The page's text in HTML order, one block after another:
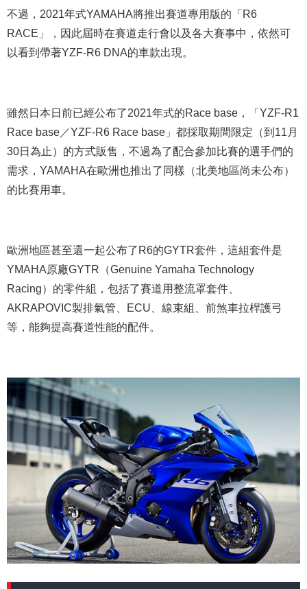
不過，2021年式YAMAHA將推出賽道專用版的「R6
RACE」，因此屆時在賽道走行會以及各大賽事中，依然可
以看到帶著YZF-R6 DNA的車款出現。
雖然日本日前已經公布了2021年式的Race base，「YZF-R1
Race base／YZF-R6 Race base」都採取期間限定（到11月
30日為止）的方式販售，不過為了配合參加比賽的選手們的
需求，YAMAHA在歐洲也推出了同樣（北美地區尚未公布）
的比賽用車。
歐洲地區甚至還一起公布了R6的GYTR套件，這組套件是
YMAHA原廠GYTR（Genuine Yamaha Technology
Racing）的零件組，包括了賽道用整流罩套件、
AKRAPOVIC製排氣管、ECU、線束組、前煞車拉桿護弓
等，能夠提高賽道性能的配件。